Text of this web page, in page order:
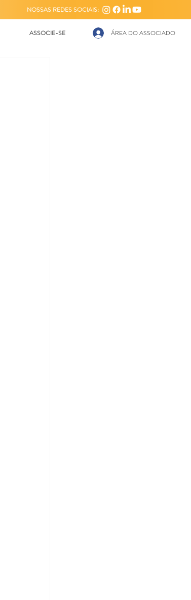
NOSSAS REDES SOCIAIS:
ASSOCIE-SE ÁREA DO ASSOCIADO